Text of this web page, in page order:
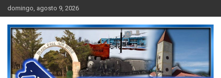
Skip
to
content
domingo, agosto 9, 2026